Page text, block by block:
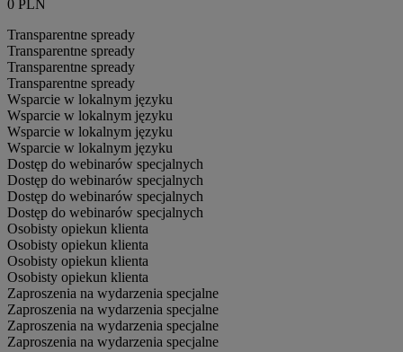
0 PLN
Transparentne spready
Transparentne spready
Transparentne spready
Transparentne spready
Wsparcie w lokalnym języku
Wsparcie w lokalnym języku
Wsparcie w lokalnym języku
Wsparcie w lokalnym języku
Dostęp do webinarów specjalnych
Dostęp do webinarów specjalnych
Dostęp do webinarów specjalnych
Dostęp do webinarów specjalnych
Osobisty opiekun klienta
Osobisty opiekun klienta
Osobisty opiekun klienta
Osobisty opiekun klienta
Zaproszenia na wydarzenia specjalne
Zaproszenia na wydarzenia specjalne
Zaproszenia na wydarzenia specjalne
Zaproszenia na wydarzenia specjalne